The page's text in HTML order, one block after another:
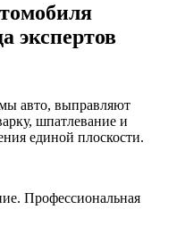
экспертов
авто, выправляют
шпатлевание и
единой плоскости.
Профессиональная